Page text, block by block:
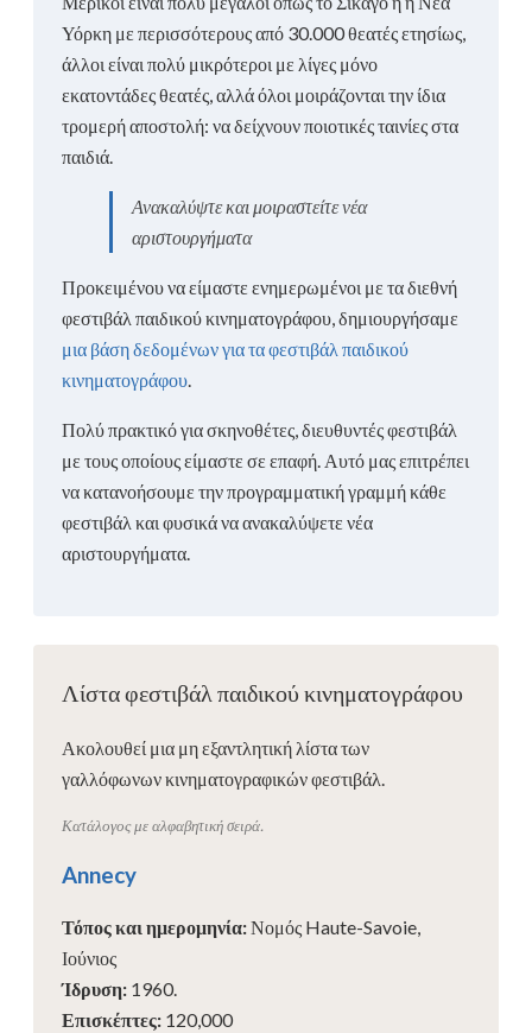
Υόρκη με περισσότερους από 30.000 θεατές ετησίως,
άλλοι είναι πολύ μικρότεροι με λίγες μόνο
εκατοντάδες θεατές, αλλά όλοι μοιράζονται την ίδια
τρομερή αποστολή: να δείχνουν ποιοτικές ταινίες στα
παιδιά.
Ανακαλύψτε και μοιραστείτε νέα
αριστουργήματα
Προκειμένου να είμαστε ενημερωμένοι με τα διεθνή
φεστιβάλ παιδικού κινηματογράφου, δημιουργήσαμε
μια βάση δεδομένων για τα φεστιβάλ παιδικού
κινηματογράφου.
Πολύ πρακτικό για σκηνοθέτες, διευθυντές φεστιβάλ
με τους οποίους είμαστε σε επαφή. Αυτό μας επιτρέπει
να κατανοήσουμε την προγραμματική γραμμή κάθε
φεστιβάλ και φυσικά να ανακαλύψετε νέα
αριστουργήματα.
Λίστα φεστιβάλ παιδικού κινηματογράφου
Ακολουθεί μια μη εξαντλητική λίστα των
γαλλόφωνων κινηματογραφικών φεστιβάλ.
Κατάλογος με αλφαβητική σειρά.
Annecy
Τόπος και ημερομηνία:Νομός Haute-Savoie,
Ιούνιος
Ίδρυση: 1960.
Επισκέπτες: 120,000